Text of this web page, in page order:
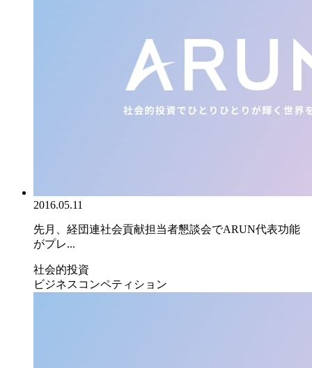
2016.05.11
先月、経団連社会貢献担当者懇談会でARUN代表功能
がプレ...
社会的投資
ビジネスコンペティション